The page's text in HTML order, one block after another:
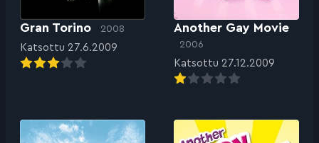
Gran Torino 2008
Katsottu 27.6.2009
Another Gay Movie
2006
Katsottu 27.12.2009